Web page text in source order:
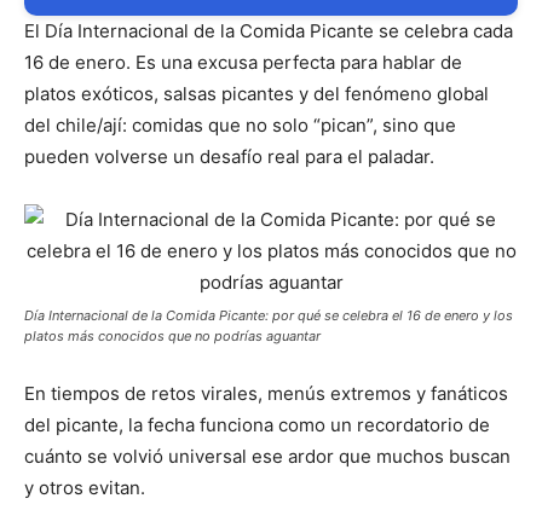
El Día Internacional de la Comida Picante se celebra cada
16 de enero. Es una excusa perfecta para hablar de
platos exóticos, salsas picantes y del fenómeno global
del chile/ají: comidas que no solo “pican”, sino que
pueden volverse un desafío real para el paladar.
Día Internacional de la Comida Picante: por qué se celebra el 16 de enero y los
platos más conocidos que no podrías aguantar
En tiempos de retos virales, menús extremos y fanáticos
del picante, la fecha funciona como un recordatorio de
cuánto se volvió universal ese ardor que muchos buscan
y otros evitan.